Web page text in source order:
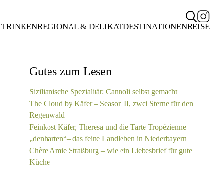
TRINKENREGIONAL & DELIKATDESTINATIONENREISE
Gutes zum Lesen
Sizilianische Spezialität: Cannoli selbst gemacht
The Cloud by Käfer – Season II, zwei Sterne für den
Regenwald
Feinkost Käfer, Theresa und die Tarte Tropézienne
„denharten“– das feine Landleben in Niederbayern
Chère Amie Straßburg – wie ein Liebesbrief für gute
Küche